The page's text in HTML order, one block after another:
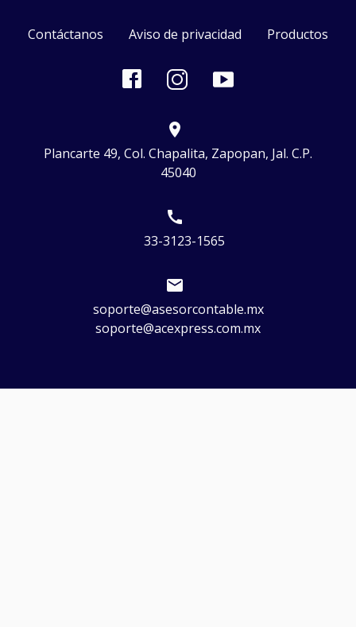
Contáctanos Aviso de privacidad Productos
location_on
Plancarte 49, Col. Chapalita, Zapopan, Jal. C.P.
45040
call
33-3123-1565
email
soporte@asesorcontable.mx
soporte@acexpress.com.mx